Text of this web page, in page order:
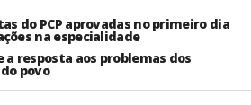
do PCP aprovadas no primeiro dia
na especialidade
a resposta aos problemas dos
povo